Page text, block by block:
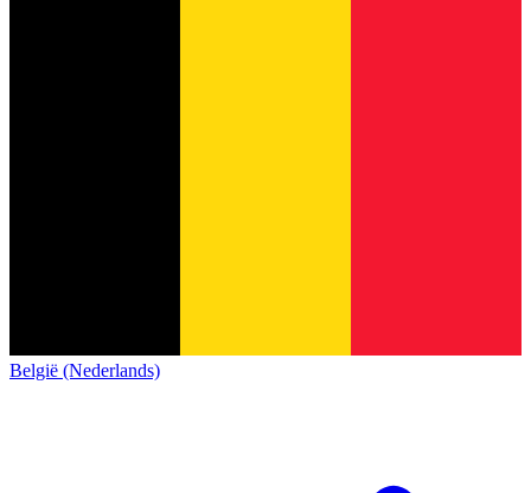
België (Nederlands)